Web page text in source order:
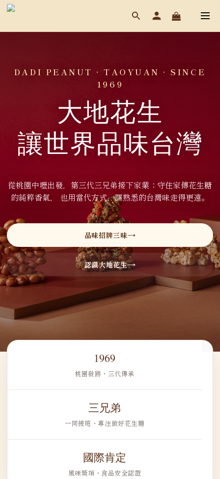
DADI PEANUT · TAOYUAN · SINCE
1969
大地花生
讓世界品味台灣
從桃園中壢出發，第三代三兄弟接下家業；守住家傳花生糖
的純粹香氣， 也用當代方式，讓熟悉的台灣味走得更遠。
品味招牌三味
認識大地花生
1969
桃園發跡・三代傳承
三兄弟
一同接班・專注做好花生糖
國際肯定
風味獎項・食品安全認證